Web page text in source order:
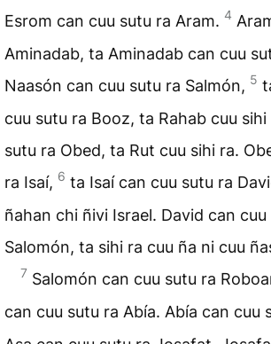
Esrom can cuu sutu ra Aram. 4
Aminadab, ta Aminadab can cuu
Naasón can cuu sutu ra Salmón, 5
cuu sutu ra Booz, ta Rahab cuu
sutu ra Obed, ta Rut cuu sihi ra.
ra Isaí, 6 ta Isaí can cuu sutu ra
ñahan chi ñivi Israel. David can
Salomón, ta sihi ra cuu ña ni cuu
7 Salomón can cuu sutu ra
can cuu sutu ra Abía. Abía can cuu